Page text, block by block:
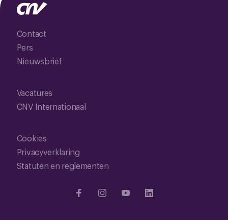
Contact
Pers
Nieuwsbrief
Vacatures
CNV Internationaal
Cookies
Privacyverklaring
Statuten en reglementen